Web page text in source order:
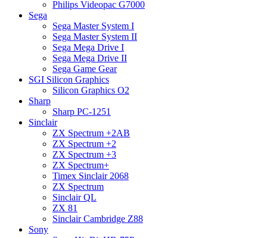
Philips Videopac G7000
Sega
Sega Master System I
Sega Master System II
Sega Mega Drive I
Sega Mega Drive II
Sega Game Gear
SGI Silicon Graphics
Silicon Graphics O2
Sharp
Sharp PC-1251
Sinclair
ZX Spectrum +2AB
ZX Spectrum +2
ZX Spectrum +3
ZX Spectrum+
Timex Sinclair 2068
ZX Spectrum
Sinclair QL
ZX 81
Sinclair Cambridge Z88
Sony